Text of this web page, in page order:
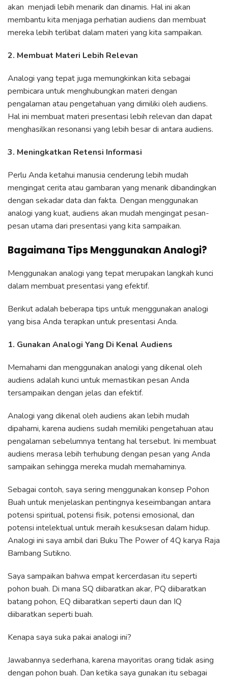
akan menjadi lebih menarik dan dinamis. Hal ini akan
membantu kita menjaga perhatian audiens dan membuat
mereka lebih terlibat dalam materi yang kita sampaikan.
2. Membuat Materi Lebih Relevan
Analogi yang tepat juga memungkinkan kita sebagai
pembicara untuk menghubungkan materi dengan
pengalaman atau pengetahuan yang dimiliki oleh audiens.
Hal ini membuat materi presentasi lebih relevan dan dapat
menghasilkan resonansi yang lebih besar di antara audiens.
3. Meningkatkan Retensi Informasi
Perlu Anda ketahui manusia cenderung lebih mudah
mengingat cerita atau gambaran yang menarik dibandingkan
dengan sekadar data dan fakta. Dengan menggunakan
analogi yang kuat, audiens akan mudah mengingat pesan-
pesan utama dari presentasi yang kita sampaikan.
Bagaimana Tips Menggunakan Analogi?
Menggunakan analogi yang tepat merupakan langkah kunci
dalam membuat presentasi yang efektif.
Berikut adalah beberapa tips untuk menggunakan analogi
yang bisa Anda terapkan untuk presentasi Anda.
1. Gunakan Analogi Yang Di Kenal Audiens
Memahami dan menggunakan analogi yang dikenal oleh
audiens adalah kunci untuk memastikan pesan Anda
tersampaikan dengan jelas dan efektif.
Analogi yang dikenal oleh audiens akan lebih mudah
dipahami, karena audiens sudah memiliki pengetahuan atau
pengalaman sebelumnya tentang hal tersebut. Ini membuat
audiens merasa lebih terhubung dengan pesan yang Anda
sampaikan sehingga mereka mudah memahaminya.
Sebagai contoh, saya sering menggunakan konsep Pohon
Buah untuk menjelaskan pentingnya keseimbangan antara
potensi spiritual, potensi fisik, potensi emosional, dan
potensi intelektual untuk meraih kesuksesan dalam hidup.
Analogi ini saya ambil dari Buku The Power of 4Q karya Raja
Bambang Sutikno.
Saya sampaikan bahwa empat kercerdasan itu seperti
pohon buah. Di mana SQ diibaratkan akar, PQ diibaratkan
batang pohon, EQ diibaratkan seperti daun dan IQ
diibaratkan seperti buah.
Kenapa saya suka pakai analogi ini?
Jawabannya sederhana, karena mayoritas orang tidak asing
dengan pohon buah. Dan ketika saya gunakan itu sebagai